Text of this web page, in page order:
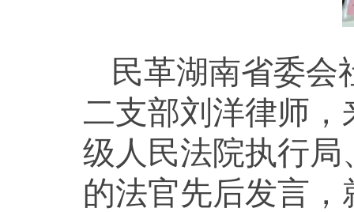
民革湖南省委会
二支部刘洋律师
级人民法院执行
的法官先后发言，